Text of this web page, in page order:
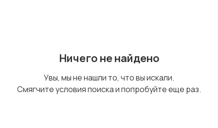
Ничего не найдено
Увы, мы не нашли то, что вы искали.
Смягчите условия поиска и попробуйте еще раз.